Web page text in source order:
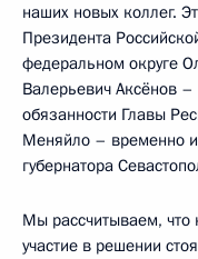
наших новых коллег.
Президента
федеральном округе
Валерьевич Аксёнов
обязанности Главы
Меняйло – временно
губернатора
Мы рассчитываем, что
участие в решении